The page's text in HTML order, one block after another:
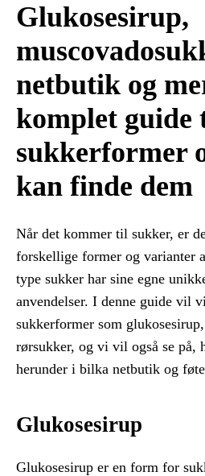
Glukosesirup,
netbutik og
komplet guide
sukkerformer
kan finde dem
Når det kommer til sukker, er
forskellige former og varianter
type sukker har sine egne
anvendelser. I denne guide vil
sukkerformer som
rørsukker, og vi vil også se på,
herunder i bilka netbutik og
Glukosesirup
Glukosesirup er en form for